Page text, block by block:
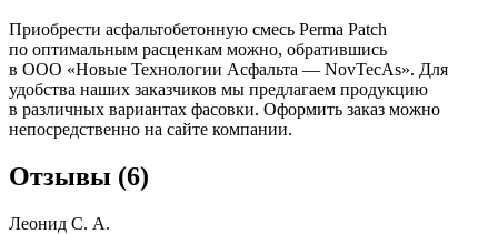
Приобрести асфальтобетонную смесь Perma Patch
по оптимальным расценкам можно, обратившись
в ООО «Новые Технологии Асфальта — NovTecAs». Для
удобства наших заказчиков мы предлагаем продукцию
в различных вариантах фасовки. Оформить заказ можно
непосредственно на сайте компании.
Отзывы (6)
Леонид С. А.